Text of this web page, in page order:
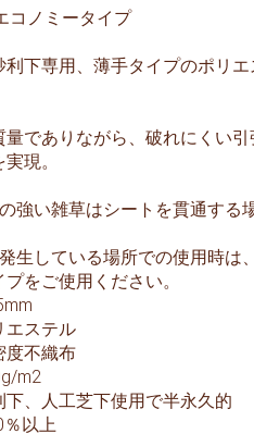
コノミータイプ
利下専用、薄手タイプのポリ
でありながら、破れにくい引
現。
強い雑草はシートを貫通する
生している場所での使用時は
をご使用ください。
エステル
度不織布
m2
下、人工芝下使用で半永久的
％以上